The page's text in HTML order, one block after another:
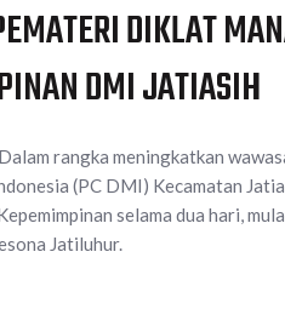
DIKLAT
DMI JATIASIH
rangka meningkatkan
(PC DMI) Kecamatan
selama dua hari,
Jatiluhur.